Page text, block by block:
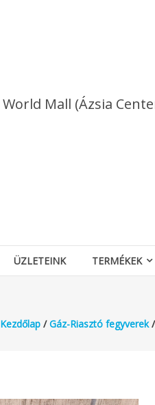
World Mall (Ázsia
ÜZLETEINK TERMÉKEK
Kezdőlap/Gáz-Riasztó fegyverek/